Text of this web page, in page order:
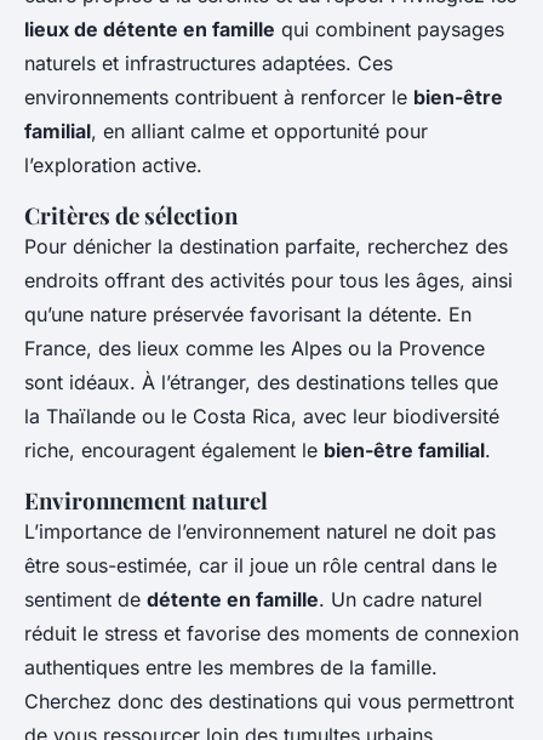
lieux de détente en famille qui combinent paysages
naturels et infrastructures adaptées. Ces
environnements contribuent à renforcer le bien-être
familial, en alliant calme et opportunité pour
l’exploration active.
Critères de sélection
Pour dénicher la destination parfaite, recherchez des
endroits offrant des activités pour tous les âges, ainsi
qu’une nature préservée favorisant la détente. En
France, des lieux comme les Alpes ou la Provence
sont idéaux. À l’étranger, des destinations telles que
la Thaïlande ou le Costa Rica, avec leur biodiversité
riche, encouragent également le bien-être familial.
Environnement naturel
L’importance de l’environnement naturel ne doit pas
être sous-estimée, car il joue un rôle central dans le
sentiment de détente en famille. Un cadre naturel
réduit le stress et favorise des moments de connexion
authentiques entre les membres de la famille.
Cherchez donc des destinations qui vous permettront